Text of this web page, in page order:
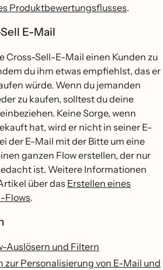
Produktbewertungsflusses.
E-Mail
Cross-Sell-E-Mail einen Kunden zu
du ihm etwas empfiehlst, das er
würde. Wenn du jemanden
zu kaufen, solltest du deine
Keine Sorge, wenn
hat, wird er nicht in seiner E-
der E-Mail mit der Bitte um eine
ganzen Flow erstellen, der nur
ist. Weitere Informationen
über das Erstellen eines
Flows.
Auslösern und Filtern
zur Personalisierung von E-Mail und